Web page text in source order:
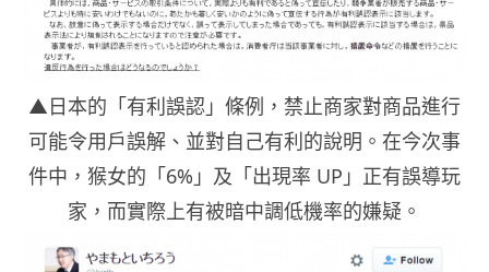
▲日本的「有利誤認」條例，禁止商家對商品進行
可能令用戶誤解、並對自己有利的說明。在今次事
件中，猴女的「6%」及「出現率 UP」正有誤導玩
家，而實際上有被暗中調低機率的嫌疑。